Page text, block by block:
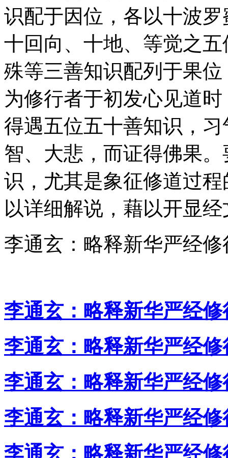
识配于因位，各以十波
十回向、十地、等觉之
殊等三善知识配列于果
为修行者于初发心见道
得遇五位五十善知识，
智、大悲，而证得佛果
识，尤其是象征修道过
以详细解说，藉以开显
李通玄：略释新华严经
李通玄：略释新华严经
李通玄：略释新华严经
李通玄：略释新华严经
李通玄：略释新华严经
李通玄：略释新华严经